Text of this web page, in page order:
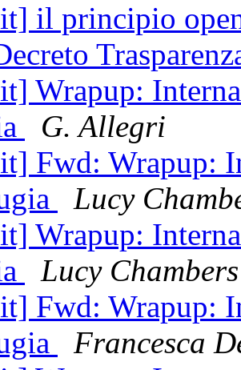
il principio
Wrapup:
G. Allegri
Fwd: Wrapup:
Lucy
Wrapup:
Lucy Chambers
Fwd: Wrapup:
Francesca